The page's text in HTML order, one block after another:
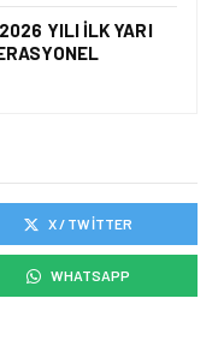
AĞU 2026
BIRLIĞI’NE
AĞU 2026
YOLCU
YILI İLK YARI
X / TWITTER
WHATSAPP